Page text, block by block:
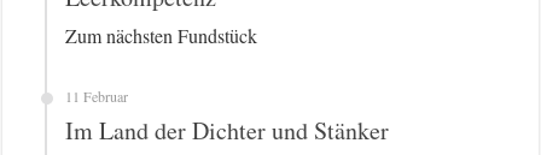
Zum nächsten Fundstück
11 Februar
Im Land der Dichter und Stänker